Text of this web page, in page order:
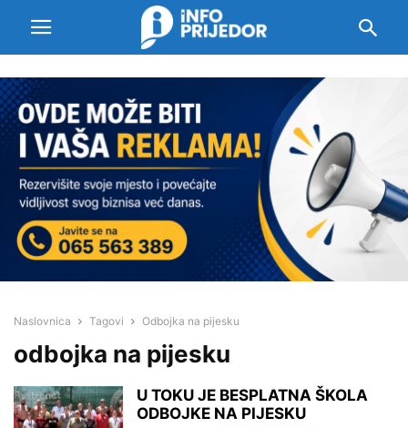
Naslovnica Tagovi Odbojka na pijesku
odbojka na pijesku
U TOKU JE BESPLATNA ŠKOLA
ODBOJKE NA PIJESKU